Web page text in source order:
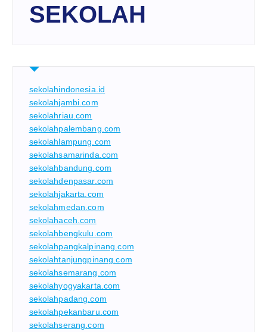
SEKOLAH
sekolahindonesia.id
sekolahjambi.com
sekolahriau.com
sekolahpalembang.com
sekolahlampung.com
sekolahsamarinda.com
sekolahbandung.com
sekolahdenpasar.com
sekolahjakarta.com
sekolahmedan.com
sekolahaceh.com
sekolahbengkulu.com
sekolahpangkalpinang.com
sekolahtanjungpinang.com
sekolahsemarang.com
sekolahyogyakarta.com
sekolahpadang.com
sekolahpekanbaru.com
sekolahserang.com